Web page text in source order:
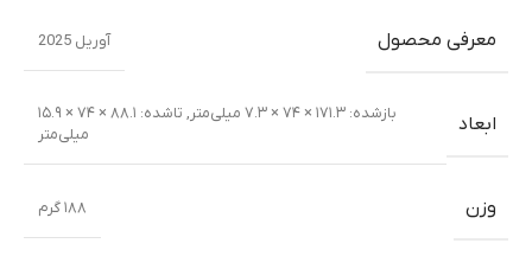
معرفی محصول آوریل 2025
ابعاد بازشده: ۱۷۱.۳ × ۷۴ × ۷.۳ میلی‌متر ,
تا‌شده: ۸۸.۱ × ۷۴ × ۱۵.۹
میلی‌متر
وزن ۱۸۸ گرم